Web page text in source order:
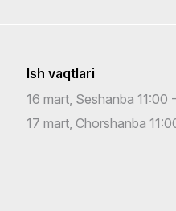
Ish vaqtlari
16 mart, Seshanba 11:00
17 mart, Chorshanba